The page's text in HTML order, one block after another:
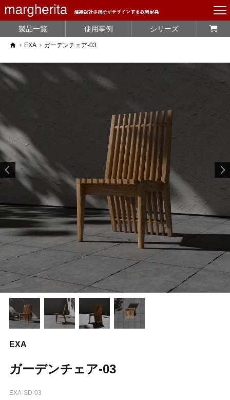
製品一覧 使用事例 シリーズ
home EXA ガーデンチェア-03
EXA
ガーデンチェア-03
EXA-SD-03